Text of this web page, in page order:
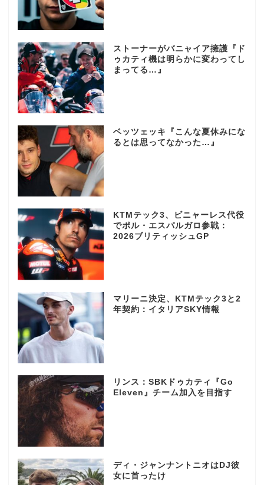
ストーナーがバニャイア擁護『ド
ゥカティ機は明らかに変わってし
まってる…』
ベッツェッキ『こんな夏休みにな
るとは思ってなかった…』
KTMテック3、ビニャーレス代役
でポル・エスパルガロ参戦：
2026ブリティッシュGP
マリーニ決定、KTMテック3と2
年契約：イタリアSKY情報
リンス：SBKドゥカティ『Go
Eleven』チーム加入を目指す
ディ・ジャンナントニオはDJ彼
女に首ったけ